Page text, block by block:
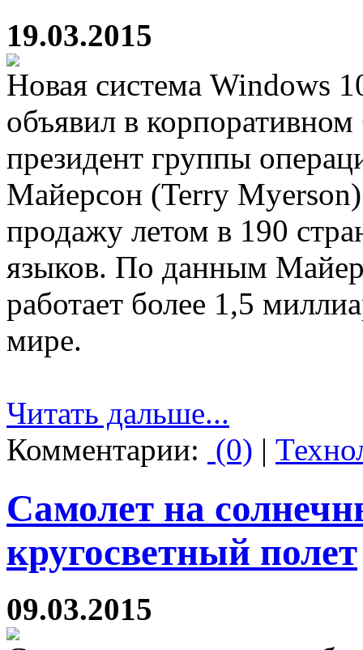
19.03.2015
Новая система Windows
объявил в
президент группы
Майерсон (Terry
продажу летом в 190
языков. По данным
работает более 1,5
мире.
Читать дальше...
Комментарии: (0) |
Самолет на
кругосветный полет
09.03.2015